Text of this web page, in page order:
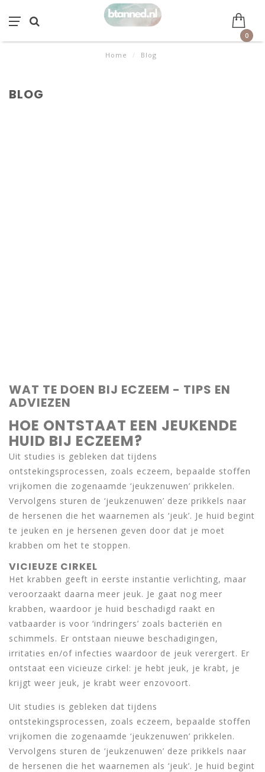
0
Home / Blog
BLOG
WAT TE DOEN BIJ ECZEEM - TIPS EN
ADVIEZEN
HOE ONTSTAAT EEN JEUKENDE
HUID BIJ ECZEEM?
Uit studies is gebleken dat tijdens
ontstekingsprocessen, zoals eczeem, bepaalde stoffen
vrijkomen die zogenaamde ‘jeukzenuwen’ prikkelen.
Vervolgens sturen de ‘jeukzenuwen’ deze prikkels naar
de hersenen die het waarnemen als ‘jeuk’. Je huid begint
te jeuken en je hersenen geven door dat je moet
krabben om het te stoppen.
VICIEUZE CIRKEL
Het krabben geeft in eerste instantie verlichting, maar
veroorzaakt daarna meer jeuk. Je gaat nog meer
krabben, waardoor je huid beschadigd raakt en
vatbaarder is voor ‘indringers’ zoals bacteriën en
schimmels. Er ontstaan nieuwe beschadigingen,
irritaties en/of infecties waardoor de jeuk verergert. Er
ontstaat een vicieuze cirkel: je hebt jeuk, je krabt, je
krijgt weer jeuk, je krabt weer enzovoort.
Uit studies is gebleken dat tijdens
ontstekingsprocessen, zoals eczeem, bepaalde stoffen
vrijkomen die zogenaamde ‘jeukzenuwen’ prikkelen.
Vervolgens sturen de ‘jeukzenuwen’ deze prikkels naar
de hersenen die het waarnemen als ‘jeuk’. Je huid begint